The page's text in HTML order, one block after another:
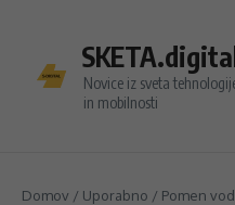
Novice iz sveta
in mobilnosti
Domov / Uporabno / Pomen